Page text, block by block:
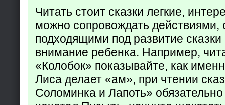
Читать стоит сказки легкие,
можно сопровождать действиями,
подходящими под развитие
внимание ребенка. Например,
«Колобок» показывайте, как
Лиса делает «ам», при чтении
Соломинка и Лапоть»